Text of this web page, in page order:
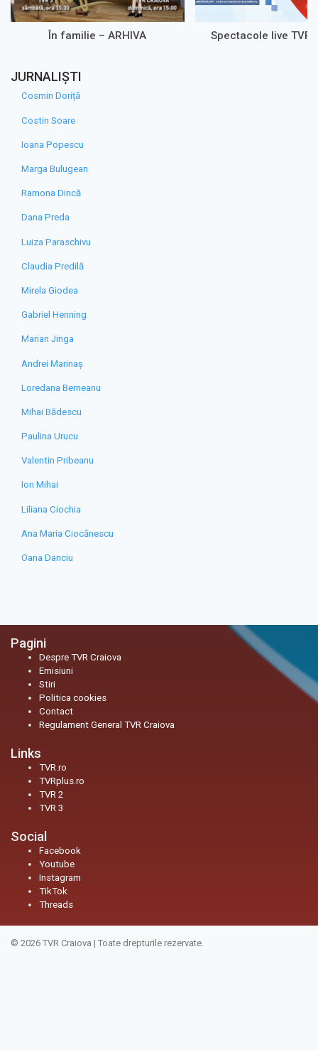
În familie – ARHIVA Spectacole live TVR
JURNALIȘTI
Cosmin Doriță
Costin Soare
Ioana Popescu
Marga Bulugean
Ramona Dincă
Dana Preda
Luiza Paraschivu
Claudia Predilă
Mirela Giodea
Gabriel Henning
Marian Jinga
Andrei Marinaș
Loredana Berneanu
Mihai Bădescu
Paulina Urucu
Valentin Pribeanu
Ion Mihai
Liliana Ciochia
Ana Maria Ciocănescu
Oana Danciu
Pagini
Despre TVR Craiova
Emisiuni
Stiri
Politica cookies
Contact
Regulament General TVR Craiova
Links
TVR.ro
TVRplus.ro
TVR 2
TVR 3
Social
Facebook
Youtube
Instagram
TikTok
Threads
© 2026 TVR Craiova | Toate drepturile rezervate.